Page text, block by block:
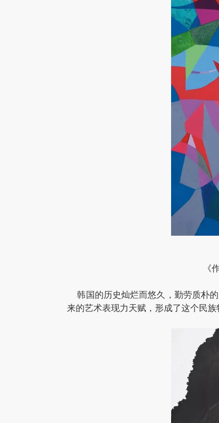
《
韩国的历史灿烂而悠久，勤劳质朴
来的艺术表现力天赋，形成了这个民